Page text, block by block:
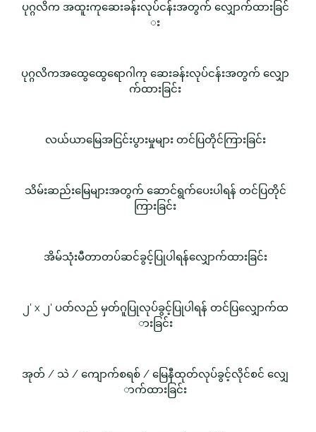
ပုဂ္ဂလိက အထူးကုဆေးခန်းလုပ်ငန်းအတွက် လျှောက်ထားခြင်
း
ပုဂ္ဂလိကအထွေထွေရောဂါကု ဆေးခန်းလုပ်ငန်းအတွက် လျှော
က်ထားခြင်း
လယ်ယာမြေအငြင်းပွားမှုများ တင်ပြတိုင်ကြားခြင်း
သိမ်းဆည်းမြေများအတွက် ဆောင်ရွက်ပေးပါရန် တင်ပြတိုင်
ကြားခြင်း
အိမ်သုံးမီတာတပ်ဆင်ခွင့်ပြုပါရန်လျှောက်ထားခြင်း
၂' x ၂' ပတ်လည် မှတ်ဂူပြုလုပ်ခွင့်ပြုပါရန် တင်ပြလျှောက်ထ
ားခြင်း
အုတ် / သဲ / ကျောက်စရစ် / မြေနီထုတ်လုပ်ခွင့်လိုင်စင် လျှေ
ာက်ထားခြင်း